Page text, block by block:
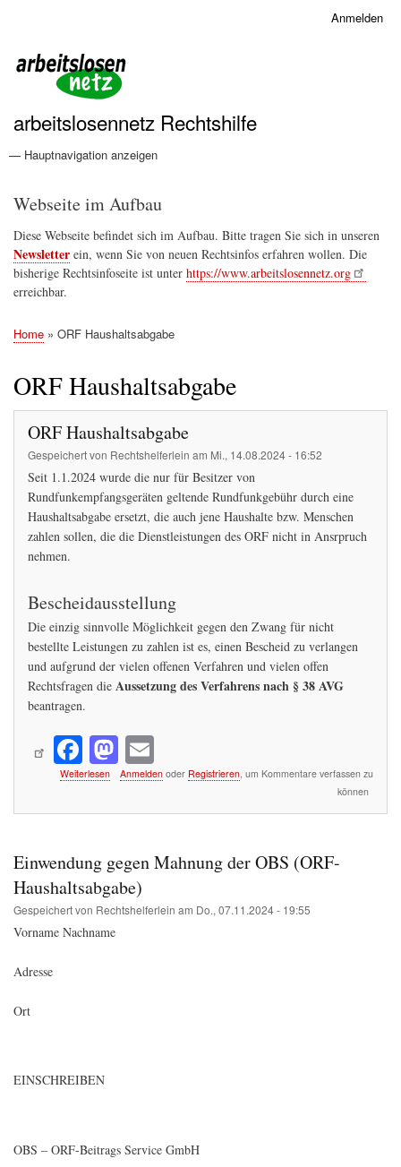
Anmelden
arbeitslosennetz Rechtshilfe
Hauptnavigation
— Hauptnavigation anzeigen
Grundrechte und Menschenrechte
Home
Verwaltungsrecht
Konsumentenrecht
Webseite im Aufbau
Diese Webseite befindet sich im Aufbau. Bitte tragen Sie sich in unseren
Newsletter ein, wenn Sie von neuen Rechtsinfos erfahren wollen. Die
bisherige Rechtsinfoseite ist unter https://www.arbeitslosennetz.org
erreichbar.
Home ORF Haushaltsabgabe
ORF Haushaltsabgabe
ORF Haushaltsabgabe
Gespeichert von Rechtshelferlein am Mi., 14.08.2024 - 16:52
Seit 1.1.2024 wurde die nur für Besitzer von
Rundfunkempfangsgeräten geltende Rundfunkgebühr durch eine
Haushaltsabgabe ersetzt, die auch jene Haushalte bzw. Menschen
zahlen sollen, die die Dienstleistungen des ORF nicht in Ansrpruch
nehmen.
Bescheidausstellung
Die einzig sinnvolle Möglichkeit gegen den Zwang für nicht
bestellte Leistungen zu zahlen ist es, einen Bescheid zu verlangen
und aufgrund der vielen offenen Verfahren und vielen offen
Rechtsfragen die Aussetzung des Verfahrens nach § 38 AVG
beantragen.
Fa
ce
M
as
n
m
Weiterlesen über
Anmelden oder Registrieren , um Kommentare verfassen zu
können
Einwendung gegen Mahnung der OBS (ORF-
Haushaltsabgabe)
Gespeichert von Rechtshelferlein am Do., 07.11.2024 - 19:55
Vorname Nachname
Adresse
Ort
EINSCHREIBEN
OBS – ORF-Beitrags Service GmbH